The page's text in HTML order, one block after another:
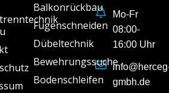
Balkonrückbau
Fugenschneiden
Dübeltechnik
Bewehrungssuche
Bodenschleifen
Mo-Fr
08:00-
16:00 Uhr
gmbh.de